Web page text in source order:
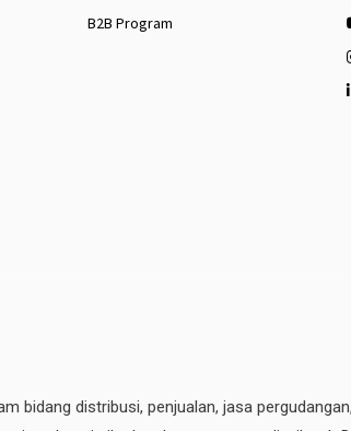
B2B Program
bidang distribusi, penjualan, jasa